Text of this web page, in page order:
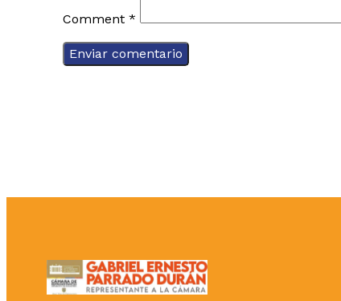
Comment *